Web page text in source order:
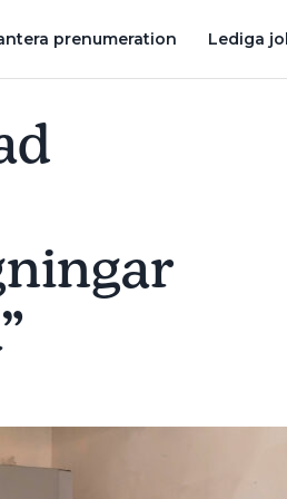
prenumeration Lediga
VVS-TEKNIKEXPERTEN: